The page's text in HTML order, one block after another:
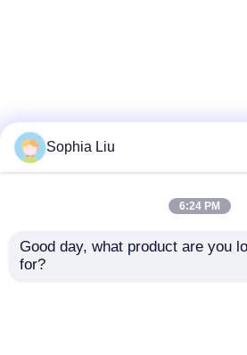
Sophia Liu
6:24 PM
Good day, what product are you
for?